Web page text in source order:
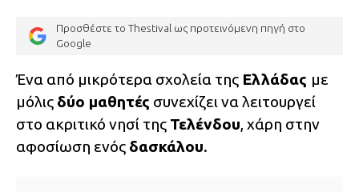
Προσθέστε το Thestival ως προτεινόμενη πηγή στο
Google
Ένα από μικρότερα σχολεία της Ελλάδας με
μόλις δύο μαθητές συνεχίζει να λειτουργεί
στο ακριτικό νησί της Τελένδου, χάρη στην
αφοσίωση ενός δασκάλου.